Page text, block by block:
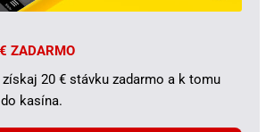
ZADARMO
20 € stávku zadarmo a k tomu
kasína.